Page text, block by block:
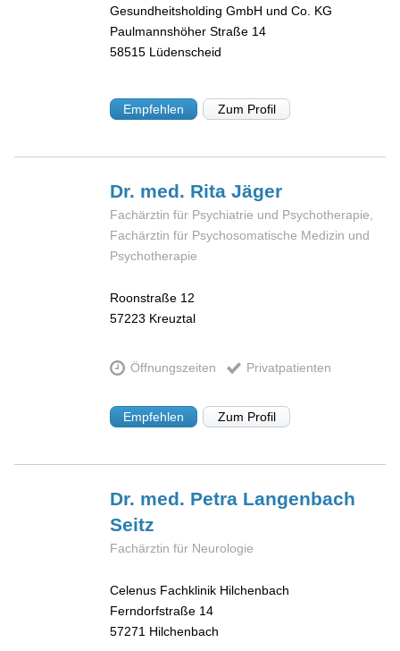
Gesundheitsholding GmbH und Co. KG
Paulmannshöher Straße 14
58515 Lüdenscheid
Empfehlen Zum Profil
Dr. med. RitaJäger
Fachärztin für Psychiatrie und Psychotherapie,
Fachärztin für Psychosomatische Medizin und
Psychotherapie
Roonstraße 12
57223 Kreuztal
Öffnungszeiten Privatpatienten
Empfehlen Zum Profil
Dr. med. Petra Langenbach
Seitz
Fachärztin für Neurologie
Celenus Fachklinik Hilchenbach
Ferndorfstraße 14
57271 Hilchenbach